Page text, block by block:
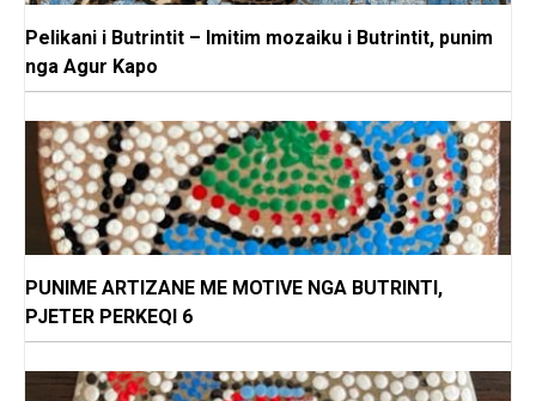
Pelikani i Butrintit – Imitim mozaiku i Butrintit, punim
nga Agur Kapo
PUNIME ARTIZANE ME MOTIVE NGA BUTRINTI,
PJETER PERKEQI 6